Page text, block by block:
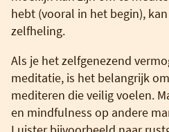
hebt (vooral in het begin),
zelfheling.
Als je het zelfgenezend
meditatie, is het belangrijk
mediteren die veilig voelen.
en mindfulness op andere